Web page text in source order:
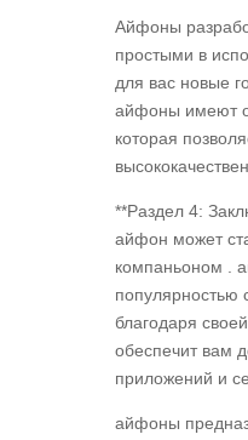
Айфоны
простыми в
для вас новые
айфоны имеют
которая
**Раздел 4:
айфон может
компаньоном .
популярностью
благодаря
обеспечит вам
приложений и
айфоны